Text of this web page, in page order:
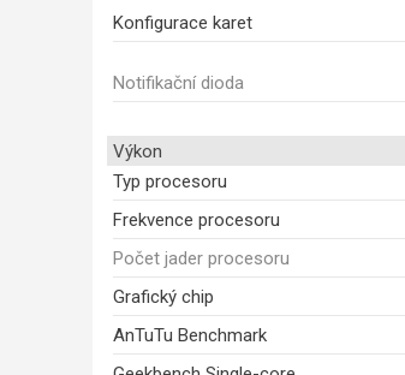
Konfigurace karet
Notifikační dioda
Výkon
Typ procesoru
Frekvence procesoru
Počet jader procesoru
Grafický chip
AnTuTu Benchmark